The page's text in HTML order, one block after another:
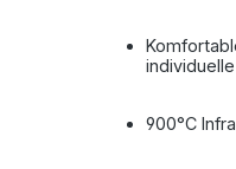
900°C